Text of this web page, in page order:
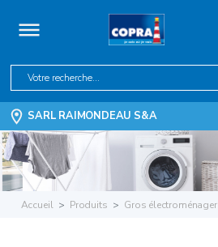
SARL RAIMONDEAU S&A
Accueil Produits Gros électroménager